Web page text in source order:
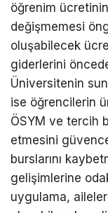
öğrenim
değişmemesi
oluşabilecek
giderlerini
Üniversitenin
ise öğrencilerin
ÖSYM ve tercih
etmesini
burslarını
gelişimlerine
uygulama,